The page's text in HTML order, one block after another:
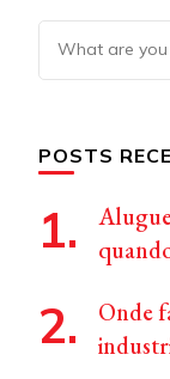
Looking
for
POSTS
Onde